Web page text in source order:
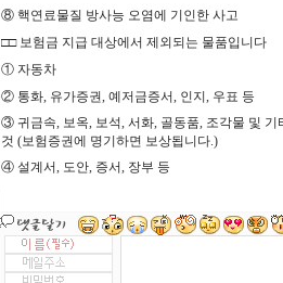
⑧ 핵연료물질 방사능 오염에 기인한 사고
□□ 보험금 지급 대상에서 제외되는 물품입니다
① 자동차
② 통화, 유가증권, 예저금증서, 인지 , 우표 등
③ 귀금속, 보옥, 보석, 서화, 골동품, 조각물 및 기
것 (보험증권에 명기하면 보상됩니다.)
④ 설계서, 도안, 증서, 장부 등